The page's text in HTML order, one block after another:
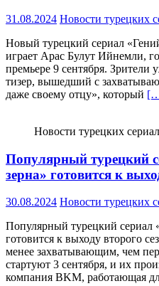
31.08.2024 Новости турецких
Новый турецкий сериал
играет Арас Булут Ийнемли,
премьере 9 сентября. Зрители
тизер, вышедший с
даже своему отцу», который
Новости турецких
Популярный турецкий
зерна» готовится к
30.08.2024 Новости турецких
Популярный турецкий сериал
готовится к выходу второго
менее захватывающим, чем
стартуют 3 сентября, и их
компания BKM, работающая